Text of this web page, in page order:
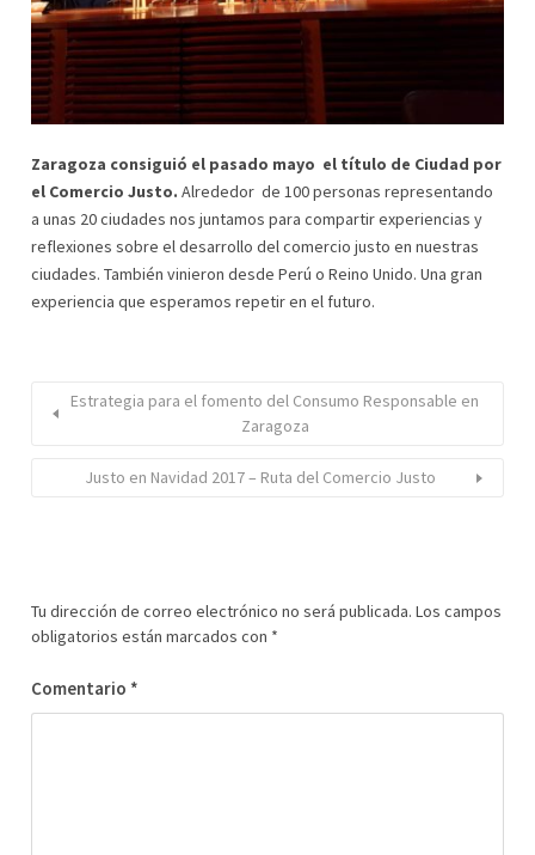
Zaragoza consiguió el pasado mayo el título de Ciudad por
el Comercio Justo. Alrededor de 100 personas representando
a unas 20 ciudades nos juntamos para compartir experiencias y
reflexiones sobre el desarrollo del comercio justo en nuestras
ciudades. También vinieron desde Perú o Reino Unido. Una gran
experiencia que esperamos repetir en el futuro.
Estrategia para el fomento del Consumo Responsable en
Zaragoza
Justo en Navidad 2017 – Ruta del Comercio Justo
Tu dirección de correo electrónico no será publicada. Los campos
obligatorios están marcados con *
Comentario *